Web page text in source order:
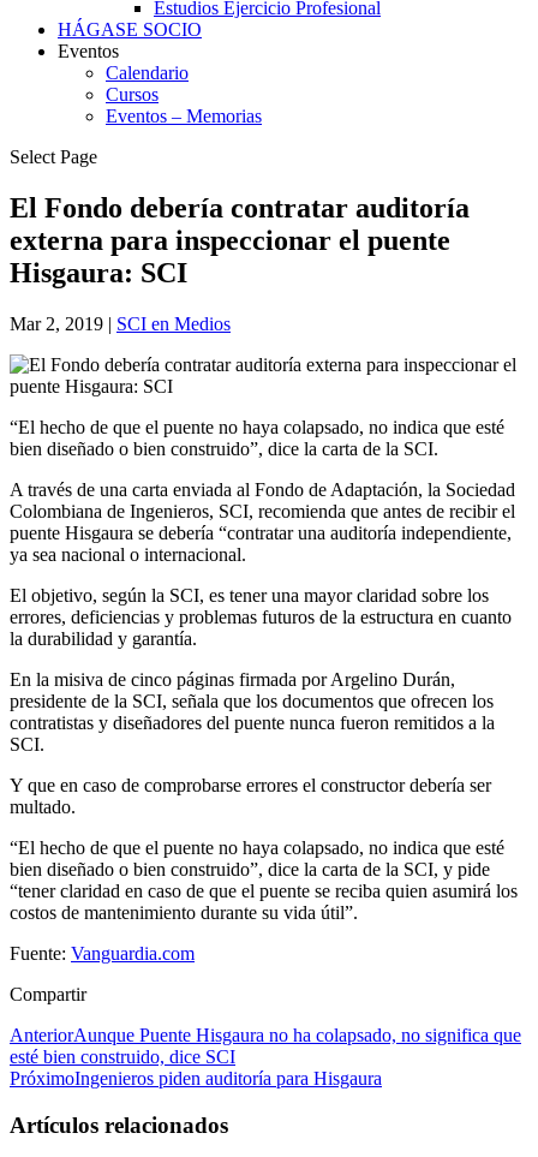
Estudios Ejercicio Profesional
HÁGASE SOCIO
Eventos
Calendario
Cursos
Eventos – Memorias
Select Page
El Fondo debería contratar auditoría
externa para inspeccionar el puente
Hisgaura: SCI
Mar 2, 2019 | SCI en Medios
“El hecho de que el puente no haya colapsado, no indica que esté
bien diseñado o bien construido”, dice la carta de la SCI.
A través de una carta enviada al Fondo de Adaptación, la Sociedad
Colombiana de Ingenieros, SCI, recomienda que antes de recibir el
puente Hisgaura se debería “contratar una auditoría independiente,
ya sea nacional o internacional.
El objetivo, según la SCI, es tener una mayor claridad sobre los
errores, deficiencias y problemas futuros de la estructura en cuanto
la durabilidad y garantía.
En la misiva de cinco páginas firmada por Argelino Durán,
presidente de la SCI, señala que los documentos que ofrecen los
contratistas y diseñadores del puente nunca fueron remitidos a la
SCI.
Y que en caso de comprobarse errores el constructor debería ser
multado.
“El hecho de que el puente no haya colapsado, no indica que esté
bien diseñado o bien construido”, dice la carta de la SCI, y pide
“tener claridad en caso de que el puente se reciba quien asumirá los
costos de mantenimiento durante su vida útil”.
Fuente: Vanguardia.com
Compartir
AnteriorAunque Puente Hisgaura no ha colapsado, no significa que
esté bien construido, dice SCI
PróximoIngenieros piden auditoría para Hisgaura
Artículos relacionados